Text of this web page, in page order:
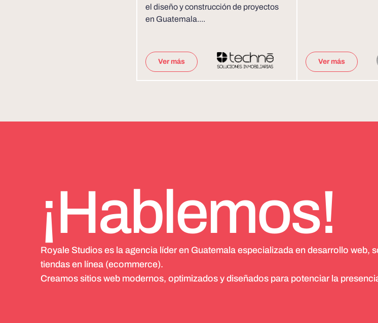
el diseño y construcción de proyectos
en Guatemala....
Ver más Ver más
¡Hablemos!
Royale Studios es la agencia líder en Guatemala especializada en desarrollo web,
tiendas en línea (ecommerce).
Creamos sitios web modernos, optimizados y diseñados para potenciar la